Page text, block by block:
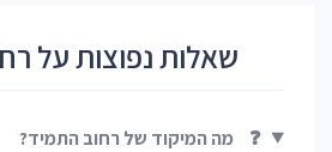
שאלות נפוצות על
❓ מה המיקוד של רחוב התמיד?